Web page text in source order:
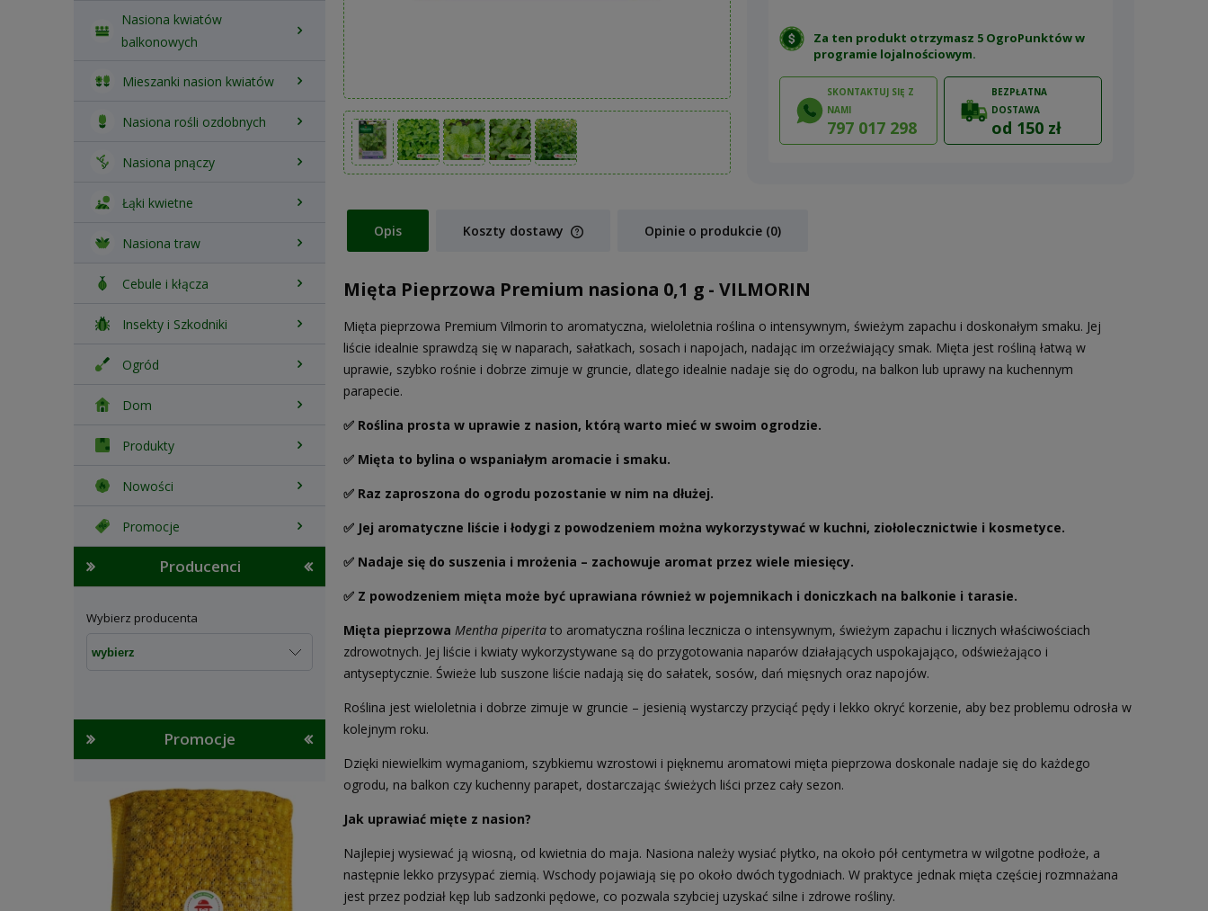
Nasiona kwiatów
balkonowych
Mieszanki nasion kwiatów
Nasiona rośli ozdobnych
Nasiona pnączy
Łąki kwietne
Nasiona traw
Cebule i kłącza
Insekty i Szkodniki
Ogród
Dom
Produkty
Nowości
Promocje
Producenci
Wybierz producenta
Promocje
Za ten produkt otrzymasz 5 OgroPunktów w
programie lojalnościowym.
SKONTAKTUJ SIĘ Z
NAMI
797 017 298
BEZPŁATNA
DOSTAWA
od 150 zł
Opis Koszty dostawy
płatności
Opinie o produkcie (0)
Mięta Pieprzowa Premium nasiona 0,1 g - VILMORIN
Mięta pieprzowa Premium Vilmorin to aromatyczna, wieloletnia roślina o intensywnym, świeżym zapachu i doskonałym smaku. Jej
liście idealnie sprawdzą się w naparach, sałatkach, sosach i napojach, nadając im orzeźwiający smak. Mięta jest rośliną łatwą w
uprawie, szybko rośnie i dobrze zimuje w gruncie, dlatego idealnie nadaje się do ogrodu, na balkon lub uprawy na kuchennym
parapecie.
✅ Roślina prosta w uprawie z nasion, którą warto mieć w swoim ogrodzie.
✅ Mięta to bylina o wspaniałym aromacie i smaku.
✅ Raz zaproszona do ogrodu pozostanie w nim na dłużej.
✅ Jej aromatyczne liście i łodygi z powodzeniem można wykorzystywać w kuchni, ziołolecznictwie i kosmetyce.
✅ Nadaje się do suszenia i mrożenia – zachowuje aromat przez wiele miesięcy.
✅ Z powodzeniem mięta może być uprawiana również w pojemnikach i doniczkach na balkonie i tarasie.
Mięta pieprzowa Mentha piperita to aromatyczna roślina lecznicza o intensywnym, świeżym zapachu i licznych właściwościach
zdrowotnych. Jej liście i kwiaty wykorzystywane są do przygotowania naparów działających uspokajająco, odświeżająco i
antyseptycznie. Świeże lub suszone liście nadają się do sałatek, sosów, dań mięsnych oraz napojów.
Roślina jest wieloletnia i dobrze zimuje w gruncie – jesienią wystarczy przyciąć pędy i lekko okryć korzenie, aby bez problemu odrosła w
kolejnym roku.
Dzięki niewielkim wymaganiom, szybkiemu wzrostowi i pięknemu aromatowi mięta pieprzowa doskonale nadaje się do każdego
ogrodu, na balkon czy kuchenny parapet, dostarczając świeżych liści przez cały sezon.
Jak uprawiać mięte z nasion?
Najlepiej wysiewać ją wiosną, od kwietnia do maja. Nasiona należy wysiać płytko, na około pół centymetra w wilgotne podłoże, a
następnie lekko przysypać ziemią. Wschody pojawiają się po około dwóch tygodniach. W praktyce jednak mięta częściej rozmnażana
jest przez podział kęp lub sadzonki pędowe, co pozwala szybciej uzyskać silne i zdrowe rośliny.